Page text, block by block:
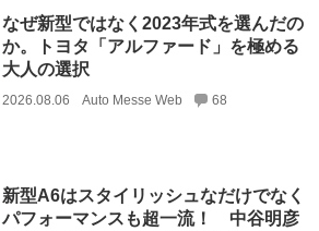
なぜ新型ではなく2023年式を選んだの
か。トヨタ「アルファード」を極める
大人の選択
2026.08.06 Auto Messe Web 68
新型A6はスタイリッシュなだけでなく
パフォーマンスも超一流！ 中谷明彦